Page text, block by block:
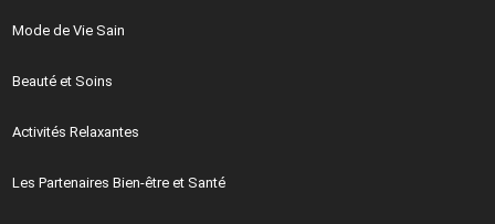
Mode de Vie Sain
Beauté et Soins
Activités Relaxantes
Les Partenaires Bien-être et Santé